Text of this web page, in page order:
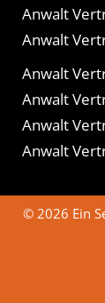
Anwalt
Anwalt
Anwalt
Anwalt
Anwalt
Anwalt
© 2026 Ein